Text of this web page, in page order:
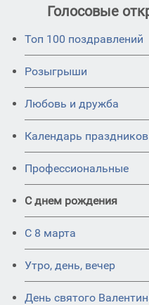
Голосовые
Топ 100 поздравлений
Розыгрыши
Любовь и дружба
Календарь праздников
Профессиональные
С днем рождения
С 8 марта
Утро, день, вечер
День святого